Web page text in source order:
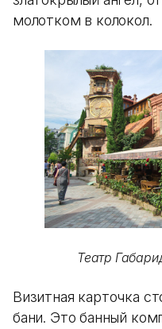
молотком в колокол.
Театр
Визитная карточка
бани. Это банный